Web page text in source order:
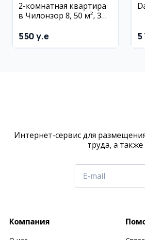
2-комнатная квартира
в Чилонзор 8, 50 м², 3
550 y.e 5
Интернет-сервис для
труда, а
Компания